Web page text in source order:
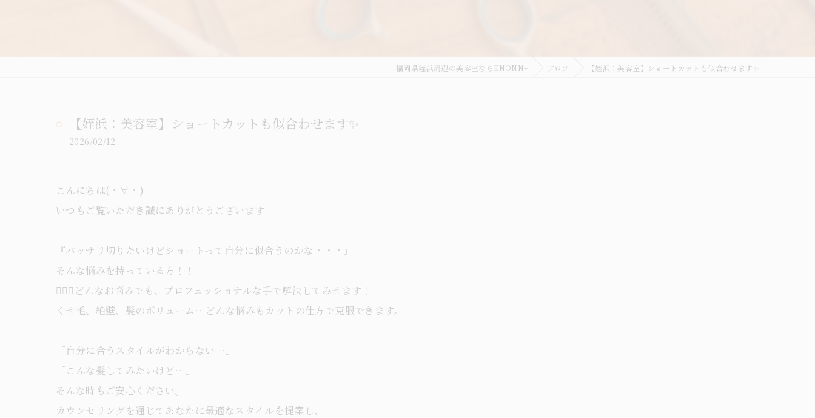
福岡県姪浜周辺の美容室ならENONN+ ブログ 【姪浜：美容室】ショートカットも似合わせます✨
【姪浜：美容室】ショートカットも似合わせます✨
2026/02/12
こんにちは(・∀・)
いつもご覧いただき誠にありがとうございます
『バッサリ切りたいけどショートって自分に似合うのかな・・・』
そんな悩みを持っている方！！
💇‍♀️✨どんなお悩みでも、プロフェッショナルな手で解決してみせます！
くせ毛、絶壁、髪のボリューム…どんな悩みもカットの仕方で克服できます。
「自分に合うスタイルがわからない…」
「こんな髪してみたいけど…」
そんな時もご安心ください。
カウンセリングを通じてあなたに最適なスタイルを提案し、